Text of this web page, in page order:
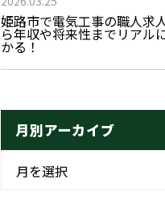
姫路市で電気工事の職人求
ら年収や将来性までリアル
かる！
月別アーカイブ
月を選択